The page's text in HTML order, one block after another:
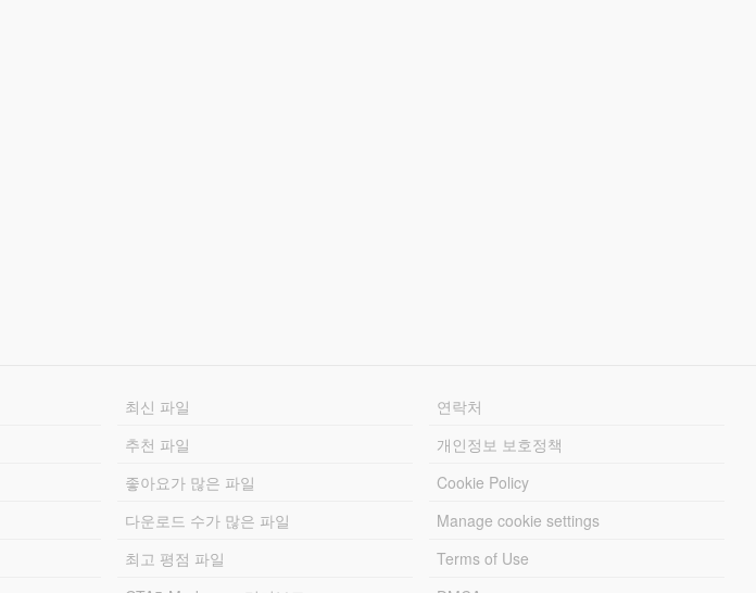
최신 파일
추천 파일
좋아요가 많은 파일
다운로드 수가 많은 파일
최고 평점 파일
연락처
개인정보 보호정책
Cookie Policy
Manage cookie settings
Terms of Use